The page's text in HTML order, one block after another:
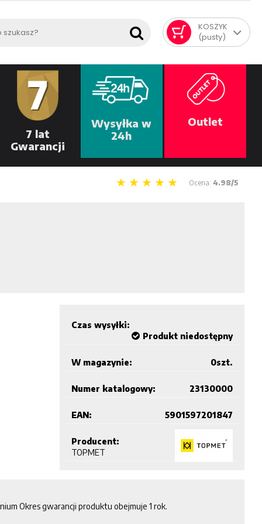
KOSZYK
(pusty)
7 lat
Gwarancji
Wysyłka w
24h
Outlet
Ocena: 4.98/5
Czas wysyłki:
Produkt niedostępny
W magazynie: szt.
0
Numer katalogowy: 23130000
EAN: 5901597201847
Producent:
TOPMET
Okres gwarancji produktu obejmuje 1 rok.